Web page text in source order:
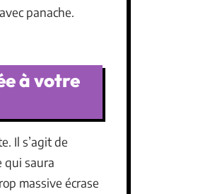
panache.
à votre
Il s’agit de
qui saura
massive écrase